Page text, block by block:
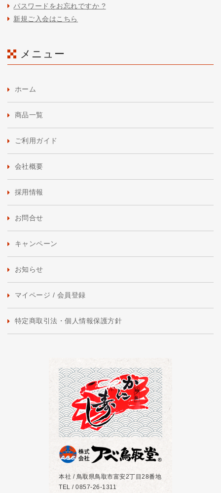
パスワードをお忘れですか ?
新規ご入会はこちら
メニュー
ホーム
商品一覧
ご利用ガイド
会社概要
採用情報
お問合せ
キャンペーン
お知らせ
マイページ / 会員登録
特定商取引法・個人情報保護方針
本社 / 鳥取県鳥取市富安2丁目28番地
TEL / 0857-26-1311